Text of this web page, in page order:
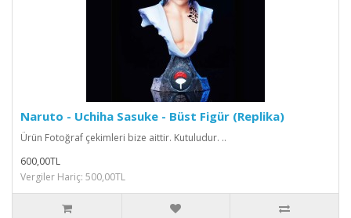
Naruto - Uchiha Sasuke - Büst Figür (Replika)
Ürün Fotoğraf çekimleri bize aittir. Kutuludur. ..
600,00TL
Vergiler Hariç: 500,00TL